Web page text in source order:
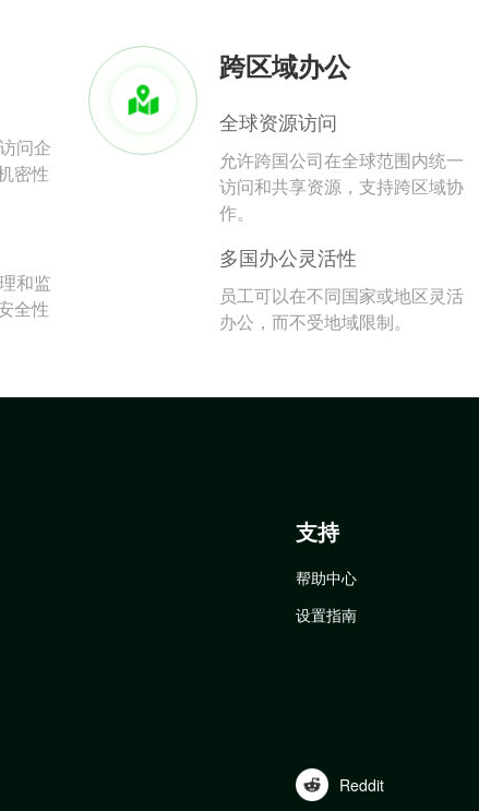
问企
密性
和监
全性
跨区域办公
全球资源访问
允许跨国公司在全球范围内统一
访问和共享资源，支持跨区域协
作。
多国办公灵活性
员工可以在不同国家或地区灵活
办公，而不受地域限制。
支持
帮助中心
设置指南
Reddit